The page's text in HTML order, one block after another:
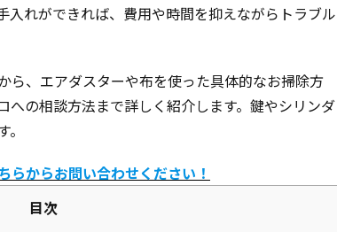
入れができれば、費用や時間を抑えながらトラブル
ら、エアダスターや布を使った具体的なお掃除方
への相談方法まで詳しく紹介します。鍵やシリンダ
らからお問い合わせください！
目次